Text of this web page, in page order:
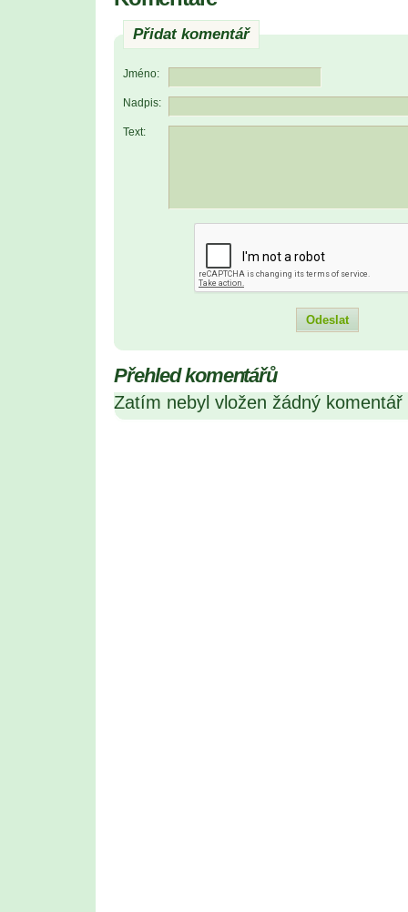
Přidat komentář
Jméno:
Nadpis:
Text:
Přehled komentářů
Zatím nebyl vložen žádný komentář